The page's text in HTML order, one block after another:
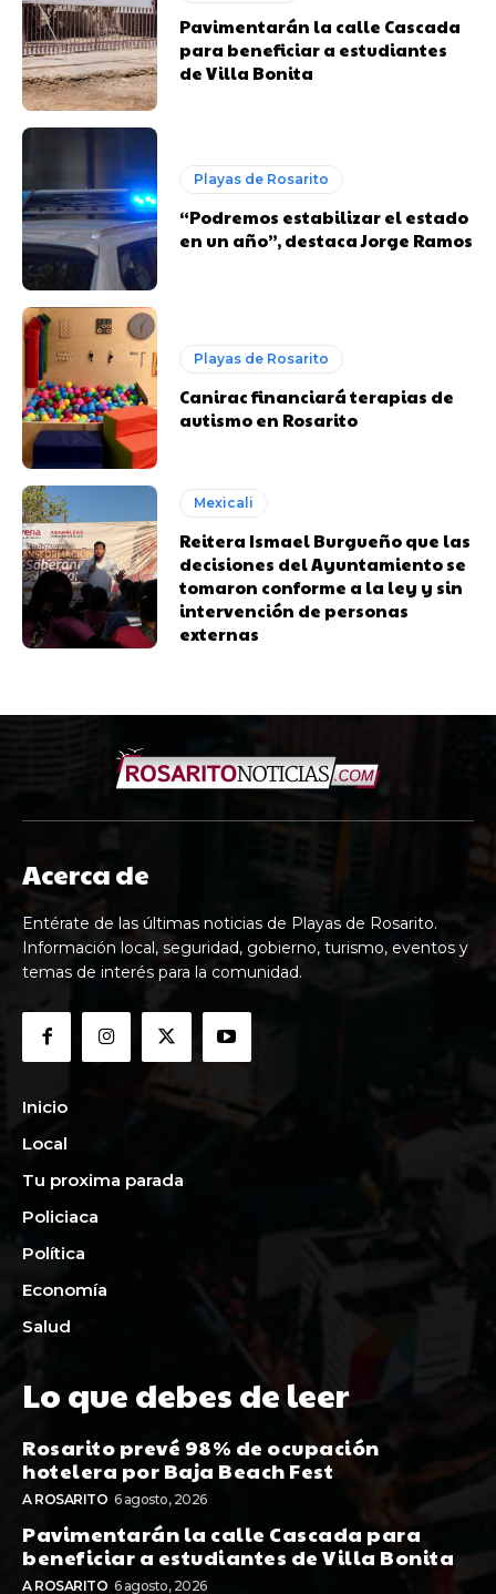
Pavimentarán la calle Cascada
para beneficiar a estudiantes
de Villa Bonita
Playas de Rosarito
“Podremos estabilizar el estado
en un año”, destaca Jorge Ramos
Playas de Rosarito
Canirac financiará terapias de
autismo en Rosarito
Mexicali
Reitera Ismael Burgueño que las
decisiones del Ayuntamiento se
tomaron conforme a la ley y sin
intervención de personas
externas
Acerca de
Entérate de las últimas noticias de Playas de Rosarito.
Información local, seguridad, gobierno, turismo, eventos y
temas de interés para la comunidad.
Inicio
Local
Tu proxima parada
Policiaca
Política
Economía
Salud
Lo que debes de leer
Rosarito prevé 98% de ocupación
hotelera por Baja Beach Fest
A ROSARITO 6 agosto, 2026
Pavimentarán la calle Cascada para
beneficiar a estudiantes de Villa Bonita
A ROSARITO 6 agosto, 2026